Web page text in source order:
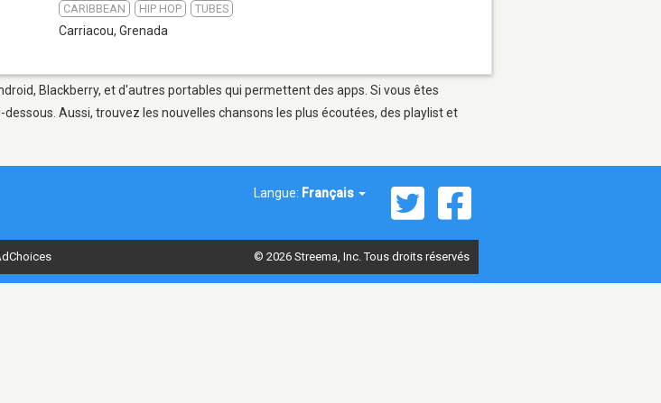
CARIBBEAN HIP HOP TUBES
Carriacou, Grenada
Blackberry, et d'autres portables qui permettent des apps. Si vous êtes
Aussi, trouvez les nouvelles chansons les plus écoutées, des playlist et
Langue: Français
© 2026 Streema, Inc. Tous droits réservés